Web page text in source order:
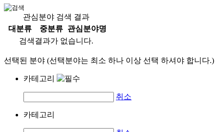
관심분야 검색 결과
대분류
중분류
관심분야명
검색결과가 없습니다.
선택된 분야 (선택분야는 최소 하나 이상 선택 하셔야 합니다.)
카테고리
취소
카테고리